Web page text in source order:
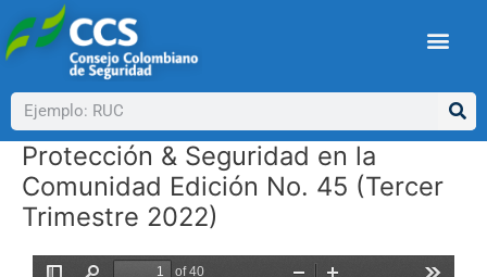
al
contenido
Buscar
Protección & Seguridad en la
Comunidad Edición No. 45 (Tercer
Trimestre 2022)